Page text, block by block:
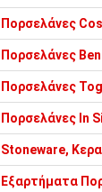
Πορσελάνες
Πορσελάνες
Πορσελάνες
Πορσελάνες In
Stoneware,
Εξαρτήματα